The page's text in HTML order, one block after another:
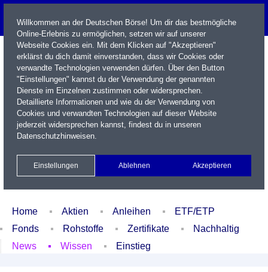
Name / WKN / ISIN / Kürzel
Xetra Realtime
Watchlist Portfolio Login
Home Aktien Anleihen
ETF/ETP
Fonds
Rohstoffe Zertifikate
Nachhaltig
News
Wissen Einstieg
Willkommen an der Deutschen Börse! Um dir das bestmögliche
Online-Erlebnis zu ermöglichen, setzen wir auf unserer
Webseite Cookies ein. Mit dem Klicken auf "Akzeptieren"
erklärst du dich damit einverstanden, dass wir Cookies oder
verwandte Technologien verwenden dürfen. Über den Button
"Einstellungen" kannst du der Verwendung der genannten
Dienste im Einzelnen zustimmen oder widersprechen.
Detaillierte Informationen und wie du der Verwendung von
Cookies und verwandten Technologien auf dieser Website
jederzeit widersprechen kannst, findest du in unseren
Datenschutzhinweisen.
Einstellungen Ablehnen Akzeptieren